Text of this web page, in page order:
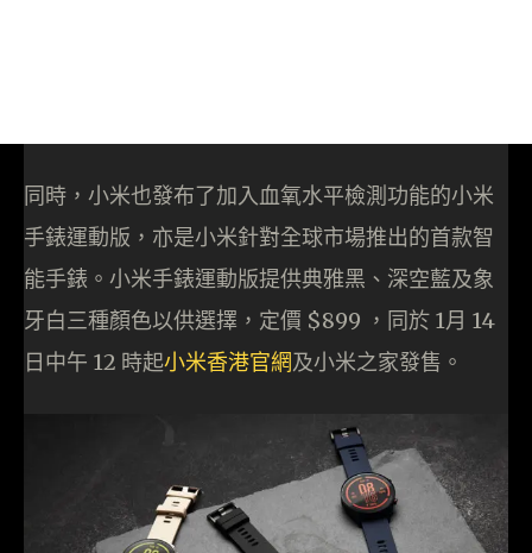
同時，小米也發布了加入血氧水平檢測功能的小米
手錶運動版，亦是小米針對全球市場推出的首款智
能手錶。小米手錶運動版提供典雅黑、深空藍及象
牙白三種顏色以供選擇，定價 $899 ，同於 1月 14
日中午 12 時起小米香港官網及小米之家發售。